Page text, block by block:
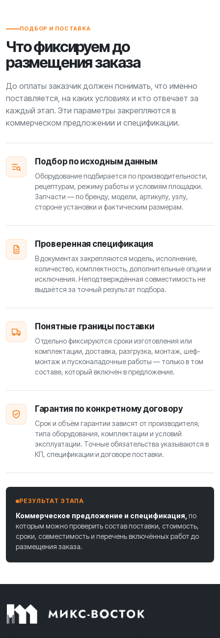
ПОДБОР И ПОСТАВКА
Что фиксируем до
размещения заказа
До оплаты заказчик должен понимать, что именно
поставляется, на каких условиях и кто отвечает за
каждый этап. Эти параметры закрепляются в
коммерческом предложении и спецификации.
Подбор по исходным данным
Оборудование подбирается по производительности,
рецептурам, режиму работы и условиям площадки.
Запчасти — по бренду, модели, артикулу, узлу,
стороне установки и фактическим размерам.
Проверенная спецификация
В документах закрепляются модель, исполнение,
количество, комплектность, дополнительные опции и
исключения. Неподтверждённая совместимость не
выдаётся за точный результат подбора.
Понятные границы поставки
Отдельно фиксируются сроки изготовления или
комплектации, доставка, разгрузка, монтаж, шеф-
монтаж и пусконаладочные работы — только в том
составе, который включён в предложение.
Гарантия по конкретному договору
Срок и объём гарантии зависят от производителя,
типа оборудования, комплектации и условий
эксплуатации. Точные обязательства указываются в
КП, спецификации и договоре поставки.
РЕЗУЛЬТАТ ЭТАПА
Коммерческое предложение и спецификация, по
которым можно проверить состав поставки, стоимость,
сроки, совместимость и перечень включённых работ до
размещения заказа.